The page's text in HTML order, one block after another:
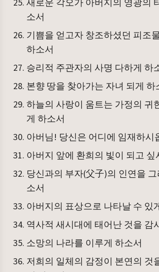
새로운 각오가 아버지의 영광의
소서
기쁨을 얻고자 창조하셨던 피조
하소서
승리적 주관자의 사명 다하게 하
본향 땅을 찾아가는 자녀 되게 하
하늘의 사랑이 움트는 가정의 귀
게 하소서
아버님! 당신은 어디에 임재하시
아버지 앞에 환희의 빛이 되고
당신과의 부자(父子)의 인연을
소서
아버지의 표상으로 나타날 수 있
역사적 새시대에 태어난 것을 감
소망의 나라를 이루게 하소서
저희의 일체의 감정이 본연의 것